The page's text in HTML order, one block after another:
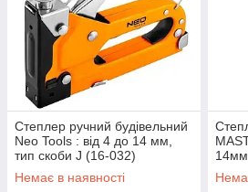
Степлер ручний будівельний
Neo Tools : від 4 до 14 мм,
тип скоби J (16-032)
Немає в наявності
14мм
сили
0914